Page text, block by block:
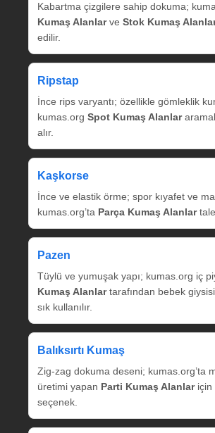
Kabartma çizgilere sahip dokuma;
Kumaş Alanlarve Stok Kumaş
edilir.
Ripstap
İnce rips varyantı; özellikle gömleklik
kumas.org Spot Kumaş Alanlar
alır.
Kaşkorse
İnce ve elastik örme; spor kıyafet ve
kumas.org’ta Parça Kumaş Alanlar
Pazen
Tüylü ve yumuşak yapı; kumas.org iç
Kumaş Alanlartarafından bebek
sık kullanılır.
Balıksırtı Kumaş
Zig‑zag dokuma deseni; kumas.org’ta
üretimi yapan Parti Kumaş Alanlariçin
seçenek.